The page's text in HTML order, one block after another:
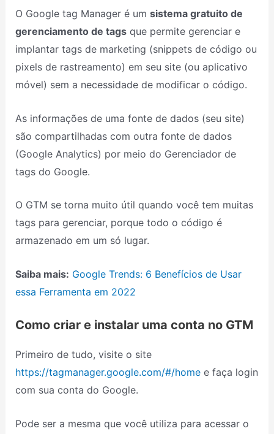
O Google tag Manager é um sistema gratuito de
gerenciamento de tagsque permite gerenciar e
implantar tags de marketing (snippets de código ou
pixels de rastreamento) em seu site (ou aplicativo
móvel) sem a necessidade de modificar o código.
As informações de uma fonte de dados (seu site)
são compartilhadas com outra fonte de dados
(Google Analytics) por meio do Gerenciador de
tags do Google.
O GTM se torna muito útil quando você tem muitas
tags para gerenciar, porque todo o código é
armazenado em um só lugar.
Saiba mais: Google Trends: 6 Benefícios de Usar
essa Ferramenta em 2022
Como criar e instalar uma conta no GTM
Primeiro de tudo, visite o site
https://tagmanager.google.com/#/homee faça login
com sua conta do Google.
Pode ser a mesma que você utiliza para acessar o